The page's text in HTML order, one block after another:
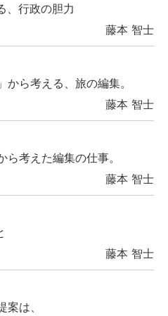
、行政の胆力
藤本 智士
ら考える、旅の編集。
藤本 智士
考えた編集の仕事。
藤本 智士
藤本 智士
は、